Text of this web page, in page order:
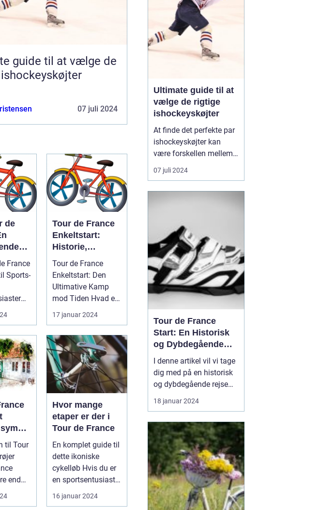
guide til at vælge de
07 juli 2024
de
France
Sports-
til Rute
Tour de France
Enkeltstart:
Historie,
Udvikling og
Vigtige Detaljer
Tour de France
Enkeltstart: Den
Ultimative Kamp
mod Tiden Hvad er
17 januar 2024
til Tour
end
tøj.
Hvor mange
etaper er der i
Tour de France
En komplet guide til
dette ikoniske
cykelløb Hvis du er
en sportsentusiast,
er du sikkert
allerede ...
16 januar 2024
Ultimate guide til at
vælge de rigtige
ishockeyskøjter
At finde det perfekte par
ishockeyskøjter kan
være forskellen mellem
at føle sig flydende på
isen og at kæmpe med
udstyret du vælger,
påvirker ikke kun din
præstation, men også
din sikkerh...
07 juli 2024
Tour de France
Start: En Historisk
og Dybdegående
Gennemgang
I denne artikel vil vi tage
dig med på en historisk
og dybdegående rejse
gennem udviklingen af
Tour de France Start.
har fascineret sports- og
fritidsentusiaster i årtier,
og vi vil udforske de
vigtigste elementer, du
skal vid...
18 januar 2024